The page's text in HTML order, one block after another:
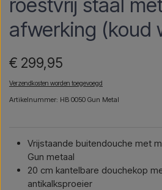
roestvrij staal
afwerking (koud
€ 299,95
Verzendkosten worden toegevoegd
Artikelnummer: HB 0050 Gun Metal
Vrijstaande buitendouche met
Gun metaal
20 cm kantelbare douchekop
antikalksproeier